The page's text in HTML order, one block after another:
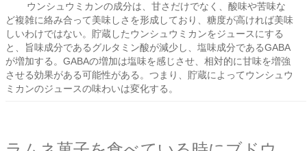
ウンシュウミカンの成分は、甘さだけでなく、酸味や苦味な
ど複雑に絡み合って美味しさを形成しており、糖度が高ければ美味
しいわけではない。貯蔵したウンシュウミカンをジュースにする
と、旨味成分であるグルタミン酸が減少し、塩味成分であるGABA
が増加する。GABAの増加は塩味を感じさせ、相対的に甘味を増強
させる効果がある可能性がある。つまり、貯蔵によってウンシュウ
ミカンのジュースの味わいは変化する。